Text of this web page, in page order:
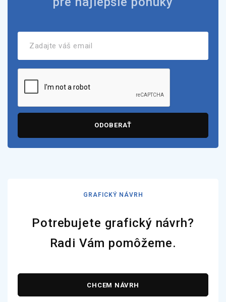
ODOBERAŤ
GRAFICKÝ NÁVRH
Potrebujete grafický návrh?
Radi Vám pomôžeme.
CHCEM NÁVRH